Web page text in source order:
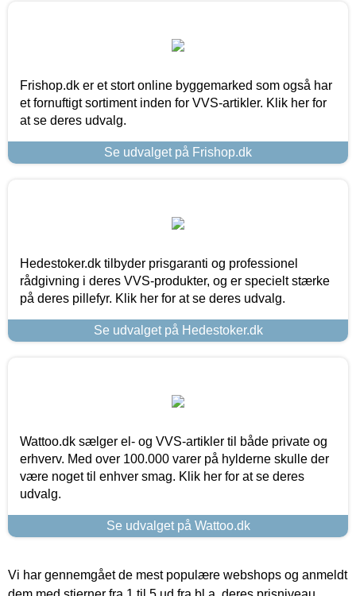
Frishop.dk er et stort online byggemarked som også har
et fornuftigt sortiment inden for VVS-artikler. Klik her for
at se deres udvalg.
Se udvalget på Frishop.dk
Hedestoker.dk tilbyder prisgaranti og professionel
rådgivning i deres VVS-produkter, og er specielt stærke
på deres pillefyr. Klik her for at se deres udvalg.
Se udvalget på Hedestoker.dk
Wattoo.dk sælger el- og VVS-artikler til både private og
erhverv. Med over 100.000 varer på hylderne skulle der
være noget til enhver smag. Klik her for at se deres
udvalg.
Se udvalget på Wattoo.dk
Vi har gennemgået de mest populære webshops og anmeldt